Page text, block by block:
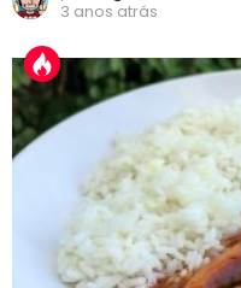
3 anos atrás